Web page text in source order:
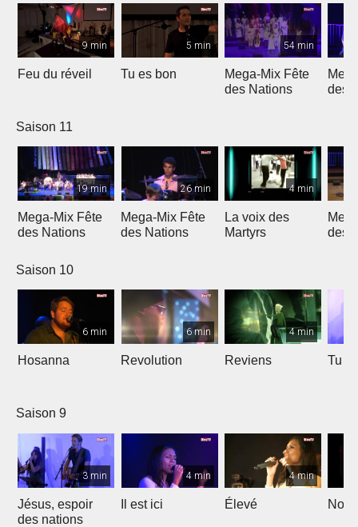
9 min
Feu du réveil
5 min
Tu es bon
54 min
Mega-Mix Fête
des Nations
des
Saison 11
19 min
Mega-Mix Fête
des Nations
26 min
Mega-Mix Fête
des Nations
4 min
La voix des
Martyrs
des
Saison 10
6 min
Hosanna
6 min
Revolution
4 min
Reviens Tu
Saison 9
3 min
Jésus, espoir
des nations
4 min
Il est ici
4 min
Élevé